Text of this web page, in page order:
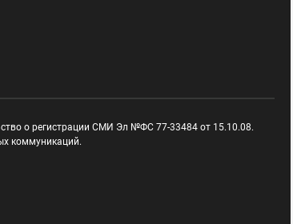
о регистрации СМИ Эл №ФС 77-33484 от 15.10.08.
коммуникаций.